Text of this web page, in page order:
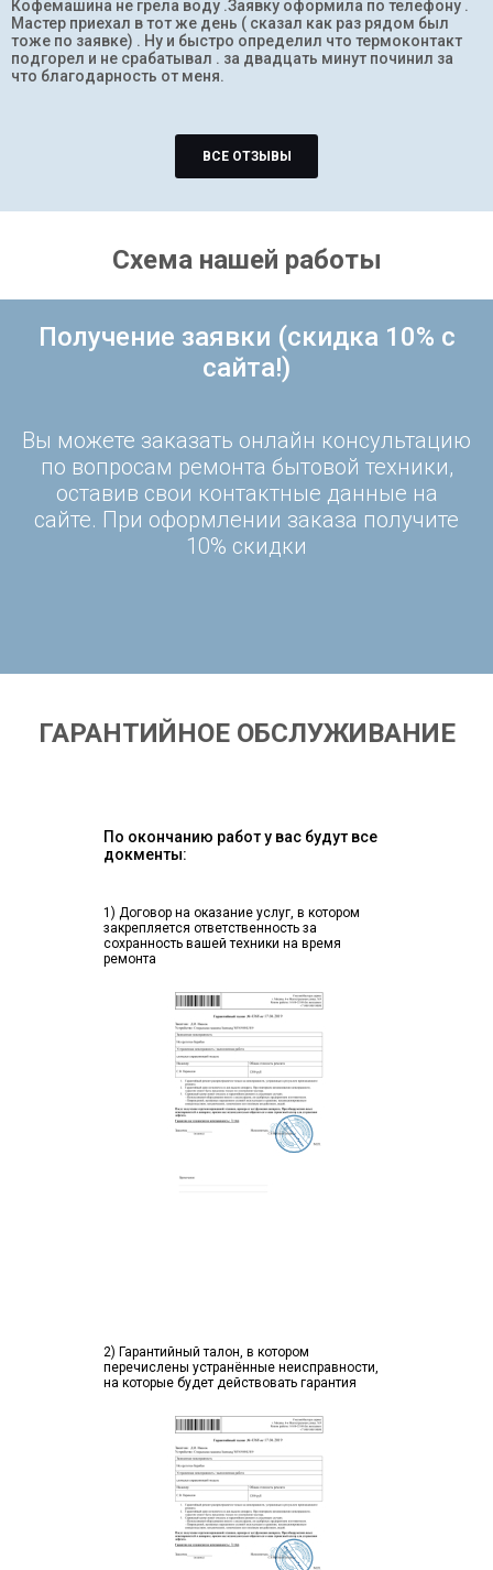
Кофемашина не грела воду .Заявку оформила по телефону .
Мастер приехал в тот же день ( сказал как раз рядом был
тоже по заявке) . Ну и быстро определил что термоконтакт
подгорел и не срабатывал . за двадцать минут починил за
что благодарность от меня.
ВСЕ ОТЗЫВЫ
Схема нашей работы
Получение заявки (скидка 10% с
сайта!)
Вы можете заказать онлайн консультацию
по вопросам ремонта бытовой техники,
оставив свои контактные данные на
сайте. При оформлении заказа получите
10% скидки
ГАРАНТИЙНОЕ ОБСЛУЖИВАНИЕ
По окончанию работ у вас будут все
докменты:
1) Договор на оказание услуг, в котором
закрепляется ответственность за
сохранность вашей техники на время
ремонта
2) Гарантийный талон, в котором
перечислены устранённые неисправности,
на которые будет действовать гарантия